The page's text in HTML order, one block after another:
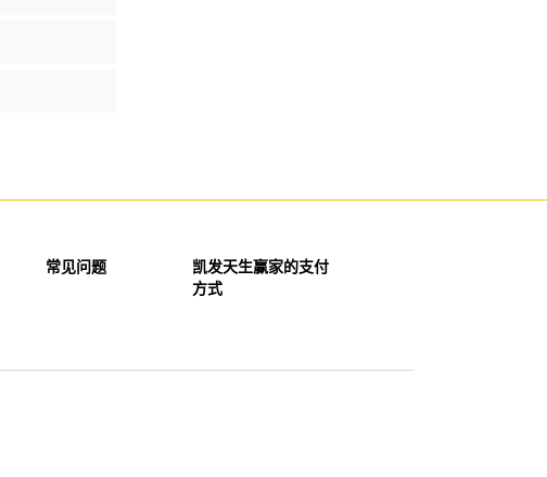
常见问题
凯发天生赢家的支付
方式